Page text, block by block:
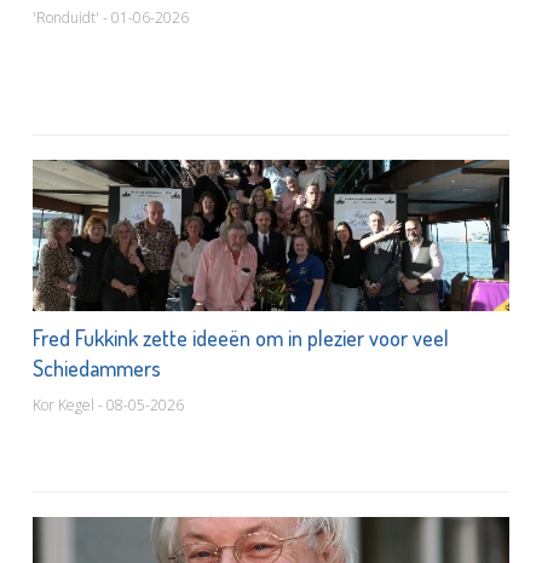
'Ronduidt' - 01-06-2026
Fred Fukkink zette ideeën om in plezier voor veel
Schiedammers
Kor Kegel - 08-05-2026